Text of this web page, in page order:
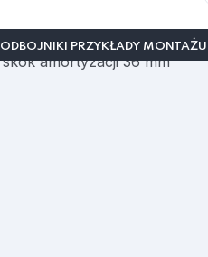
ODBOJNIKI PRZYKŁADY MONTAŻU